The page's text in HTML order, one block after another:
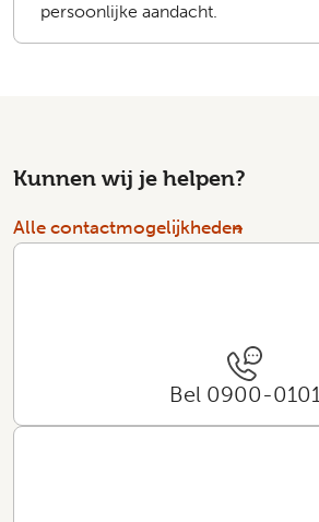
persoonlijke aandacht.
Kunnen wij je helpen?
Alle contactmogelijkheden
Bel 0900-0101